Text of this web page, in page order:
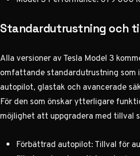
Standardutrustning och
Alla versioner av Tesla Model 3
omfattande standardutrustning som
autopilot, glastak och avancerade
För den som önskar ytterligare
möjlighet att uppgradera med tillval
Förbättrad autopilot: Tillval för